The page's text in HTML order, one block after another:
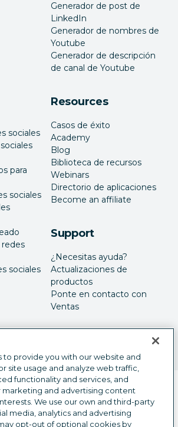
sociales
para
sociales
sociales
Generador de post de
LinkedIn
Generador de nombres de
Youtube
Generador de descripción
de canal de Youtube
Resources
Casos de éxito
Academy
Blog
Biblioteca de recursos
Webinars
Directorio de aplicaciones
Become an affiliate
Support
¿Necesitas ayuda?
Actualizaciones de
productos
Ponte en contacto con
Ventas
Selector de idioma
Spanish
Inc. Todos los derechos reservados.
to provide you with our website and
site usage and analyze web traffic,
functionality and services, and
marketing and advertising content
We use our own and third-party
media, analytics and advertising
opt-out of optional cookies by